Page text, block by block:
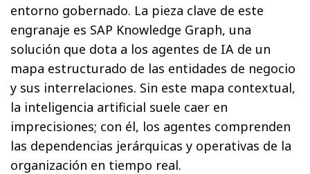
entorno gobernado. La pieza clave de este
engranaje es SAP Knowledge Graph, una
solución que dota a los agentes de IA de un
mapa estructurado de las entidades de negocio
y sus interrelaciones. Sin este mapa contextual,
la inteligencia artificial suele caer en
imprecisiones; con él, los agentes comprenden
las dependencias jerárquicas y operativas de la
organización en tiempo real.